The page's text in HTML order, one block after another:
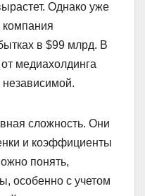
Однако уже
компания
в $99 млрд. В
медиахолдинга
независимой.
сложность. Они
и коэффициенты
понять,
особенно с учетом